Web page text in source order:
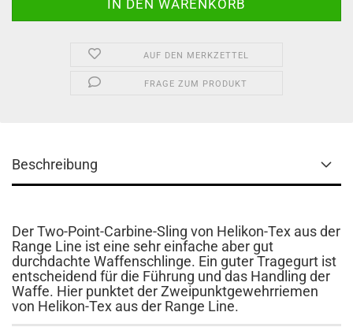
AUF DEN MERKZETTEL
FRAGE ZUM PRODUKT
Beschreibung
Der Two-Point-Carbine-Sling von Helikon-Tex aus der
Range Line ist eine sehr einfache aber gut
durchdachte Waffenschlinge. Ein guter Tragegurt ist
entscheidend für die Führung und das Handling der
Waffe. Hier punktet der Zweipunktgewehrriemen
von Helikon-Tex aus der Range Line.